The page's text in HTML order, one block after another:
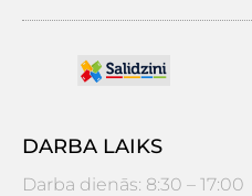
DARBA LAIKS
Darba dienās: 8:30 – 17:00